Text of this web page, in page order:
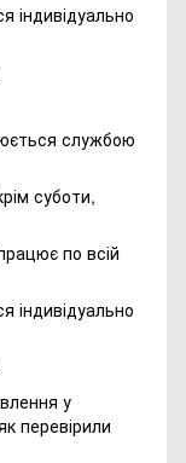
індивідуально
службою
суботи,
по всій
індивідуально
у
перевірили